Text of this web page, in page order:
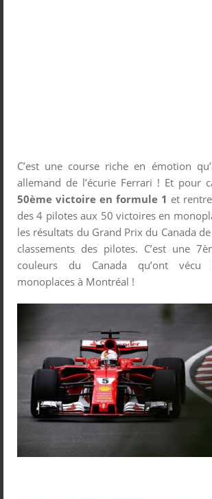
C’est une course riche en émotion
allemand de l’écurie Ferrari ! Et pour
50ème victoire en formule 1 et
des 4 pilotes aux 50 victoires en
les résultats du Grand Prix du Canada
classements des pilotes. C’est une 7
couleurs du Canada qu’ont
monoplaces à Montréal !